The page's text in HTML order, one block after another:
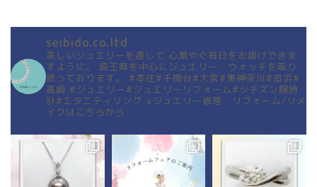
seibido.co.ltd
美しいジュエリーを通して 心華やぐ毎日をお届けできま
すように。
埼玉県を中心にジュエリー・ウォッチを取り
扱っております。
#本庄#千間台#大宮#東神奈川#追浜#
高崎 #ジュエリー#ジュエリーリフォーム#シチズン腕時
計#エタニティリング ↓ジュエリー修理・リフォーム/リメ
イクはこちらから